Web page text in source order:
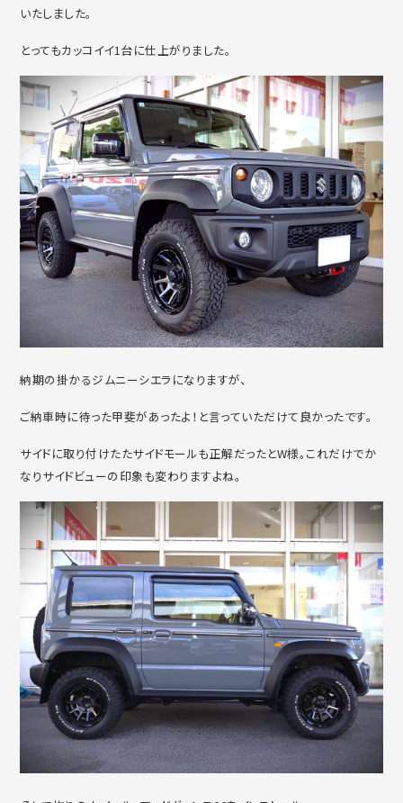
いたしました。
とってもカッコイイ1台に仕上がりました。
納期の掛かるジムニーシエラになりますが、
ご納車時に待った甲斐があったよ！と言っていただけて良かったです。
サイドに取り付けたたサイドモールも正解だったとW様。これだけでか
なりサイドビューの印象も変わりますよね。